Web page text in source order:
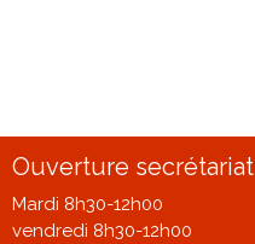
Ouverture secrétariat
Mardi 8h30-12h00
vendredi 8h30-12h00